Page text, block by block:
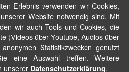
Erlebnis verwenden wir Cookies,
Website notwendig sind. Mit
wir auch Tools und Cookies, die
(Videos über Youtube, Audios über
Statistikzwecken genutzt
eine Auswahl treffen. Weitere
unserer Datenschutzerklärung.